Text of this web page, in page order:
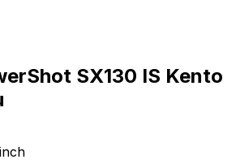
SX130 IS Kento